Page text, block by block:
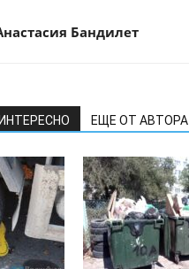
Бандилет
ЕЩЕ ОТ АВТОРА